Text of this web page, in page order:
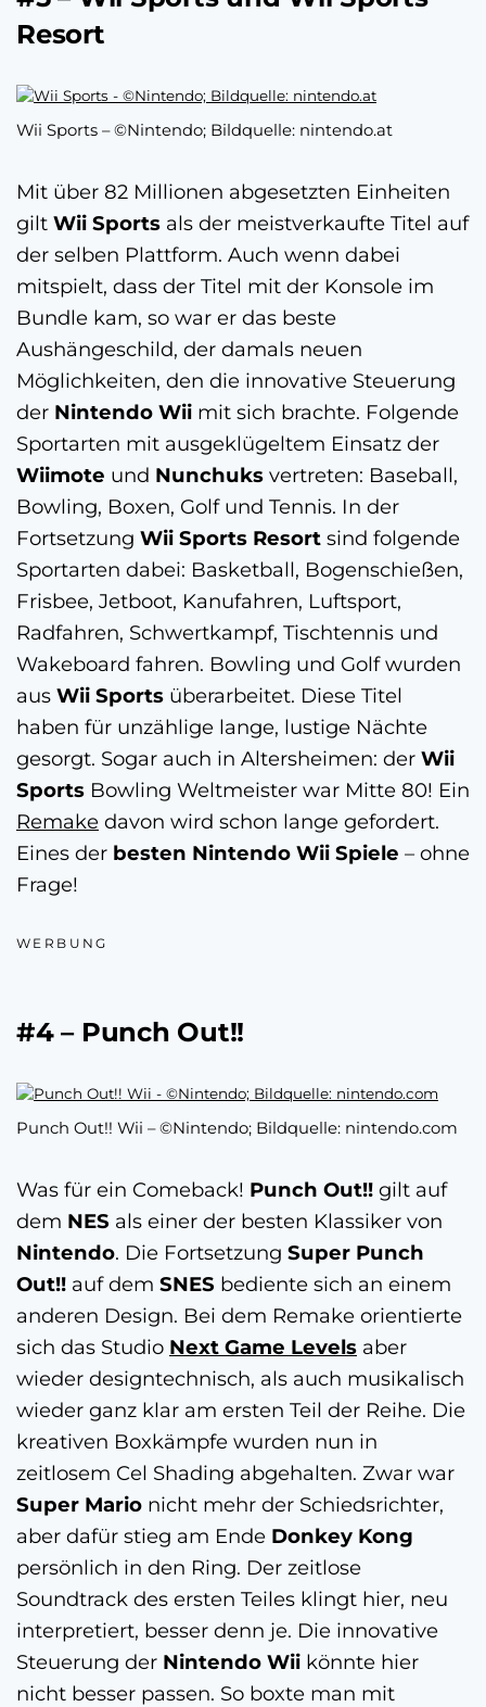
Resort
Wii Sports – ©Nintendo; Bildquelle: nintendo.at
Mit über 82 Millionen abgesetzten Einheiten
gilt Wii Sports als der meistverkaufte Titel auf
der selben Plattform. Auch wenn dabei
mitspielt, dass der Titel mit der Konsole im
Bundle kam, so war er das beste
Aushängeschild, der damals neuen
Möglichkeiten, den die innovative Steuerung
der Nintendo Wii mit sich brachte. Folgende
Sportarten mit ausgeklügeltem Einsatz der
Wiimote und Nunchuks vertreten: Baseball,
Bowling, Boxen, Golf und Tennis. In der
Fortsetzung Wii Sports Resort sind folgende
Sportarten dabei: Basketball, Bogenschießen,
Frisbee, Jetboot, Kanufahren, Luftsport,
Radfahren, Schwertkampf, Tischtennis und
Wakeboard fahren. Bowling und Golf wurden
aus Wii Sports überarbeitet. Diese Titel
haben für unzählige lange, lustige Nächte
gesorgt. Sogar auch in Altersheimen: der Wii
Sports Bowling Weltmeister war Mitte 80! Ein
Remake davon wird schon lange gefordert.
Eines der besten Nintendo Wii Spiele – ohne
Frage!
WERBUNG
#4 – Punch Out!!
Punch Out!! Wii – ©Nintendo; Bildquelle: nintendo.com
Was für ein Comeback! Punch Out!! gilt auf
dem NES als einer der besten Klassiker von
Nintendo. Die Fortsetzung Super Punch
Out!! auf dem SNES bediente sich an einem
anderen Design. Bei dem Remake orientierte
sich das Studio Next Game Levels aber
wieder designtechnisch, als auch musikalisch
wieder ganz klar am ersten Teil der Reihe. Die
kreativen Boxkämpfe wurden nun in
zeitlosem Cel Shading abgehalten. Zwar war
Super Mario nicht mehr der Schiedsrichter,
aber dafür stieg am Ende Donkey Kong
persönlich in den Ring. Der zeitlose
Soundtrack des ersten Teiles klingt hier, neu
interpretiert, besser denn je. Die innovative
Steuerung der Nintendo Wii könnte hier
nicht besser passen. So boxte man mit